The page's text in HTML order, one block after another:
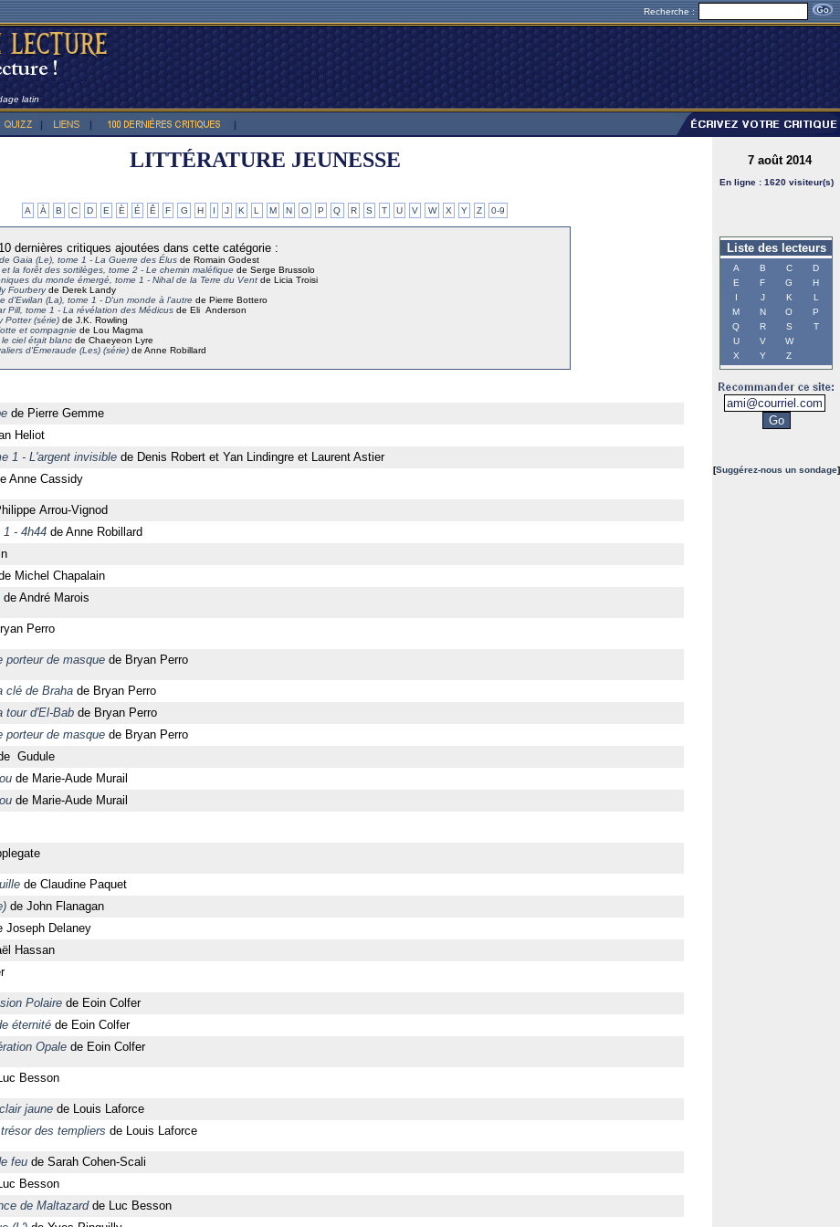
Recherche :
latin
LITTÉRATURE JEUNESSE
A À B C D E È É Ê F G H I J K L M N O P Q R S T U V W X Y Z 0-9
dernières critiques ajoutées dans cette catégorie :
Gaia (Le), tome 1 - La Guerre des Élusde Romain Godest
la forêt des sortilèges, tome 2 - Le chemin maléfiquede Serge Brussolo
du monde émergé, tome 1 - Nihal de la Terre du Ventde Licia Troisi
Fourberyde Derek Landy
d'Ewilan (La), tome 1 - D'un monde à l'autrede Pierre Bottero
Pill, tome 1 - La révélation des Médicusde Eli Anderson
Potter (série)de J.K. Rowling
et compagniede Lou Magma
le ciel était blancde Chaeyeon Lyre
d'Émeraude (Les) (série)de Anne Robillard
de Pierre Gemme
Heliot
1 - L'argent invisiblede Denis Robert et Yan Lindingre et Laurent Astier
Anne Cassidy
Arrou-Vignod
- 4h44de Anne Robillard
Michel Chapalain
de André Marois
Perro
porteur de masquede Bryan Perro
clé de Brahade Bryan Perro
tour d'El-Babde Bryan Perro
porteur de masquede Bryan Perro
Gudule
de Marie-Aude Murail
de Marie-Aude Murail
de Claudine Paquet
de John Flanagan
Joseph Delaney
Hassan
Polairede Eoin Colfer
éternitéde Eoin Colfer
Opalede Eoin Colfer
Besson
jaunede Louis Laforce
des templiers de Louis Laforce
feude Sarah Cohen-Scali
Besson
de Maltazardde Luc Besson
7 août 2014
En ligne : 1620 visiteur(s)
Liste des lecteurs
A B C
D
E
F G
H
I
J K
L
M
N O
P
Q
R S
T
U
V
W
X
Y Z
[Suggérez-nous un sondage]